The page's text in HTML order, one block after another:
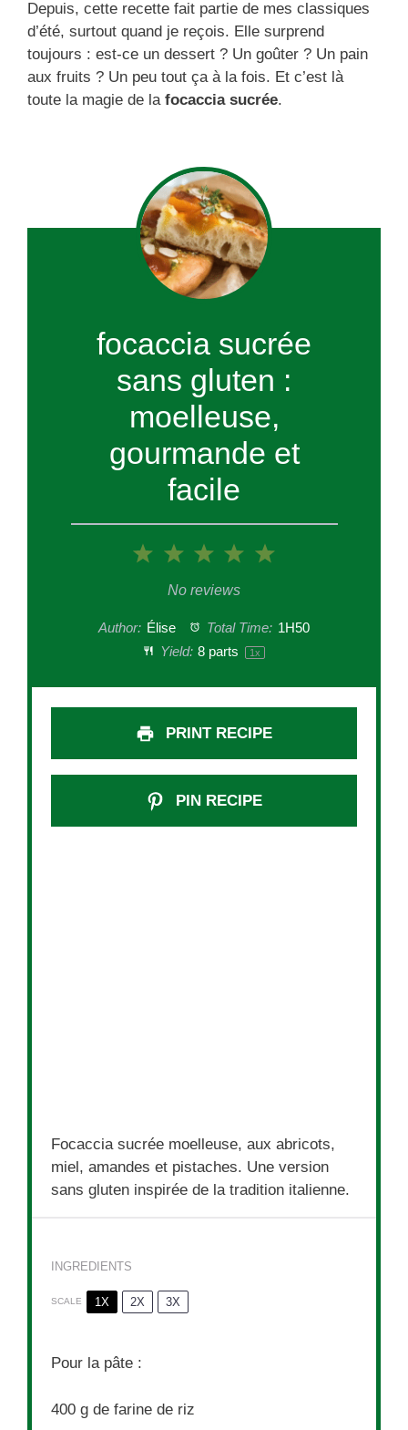
Depuis, cette recette fait partie de mes classiques
d’été, surtout quand je reçois. Elle surprend
toujours : est-ce un dessert ? Un goûter ? Un pain
aux fruits ? Un peu tout ça à la fois. Et c’est là
toute la magie de la focaccia sucrée.
focaccia sucrée
sans gluten :
moelleuse,
gourmande et
facile
5
4
3
Stars
2
Stars
1
Star
No reviews
Author: Élise Total Time: 1H50
Yield: 8 parts 1x
PRINT RECIPE
PIN RECIPE
Focaccia sucrée moelleuse, aux abricots,
miel, amandes et pistaches. Une version
sans gluten inspirée de la tradition italienne.
INGREDIENTS
SCALE 1X 2X 3X
Pour la pâte :
400 g de farine de riz